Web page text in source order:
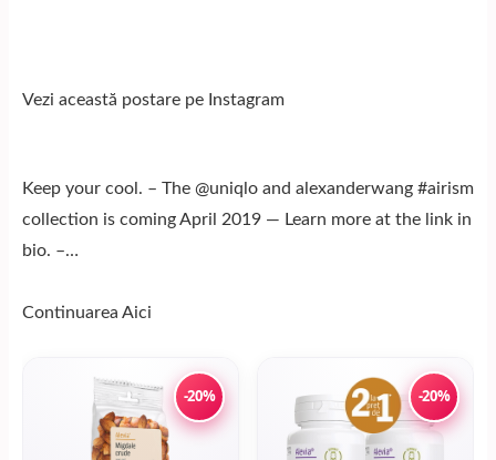
Vezi această postare pe Instagram
Keep your cool. – The @uniqlo and alexanderwang #airism
collection is coming April 2019 — Learn more at the link in
bio. –…
Continuarea Aici
-20% -20%